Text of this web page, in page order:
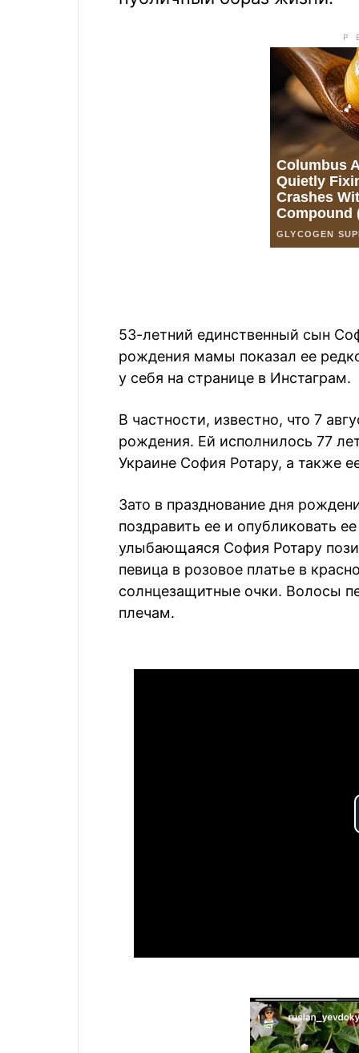
53-летний единственный сын
рождения мамы показал ее
у себя на странице в Инстаграм.
В частности, известно, что 7
рождения. Ей исполнилось 77
Украине София Ротару, а также
Зато в празднование дня
поздравить ее и опубликовать
улыбающаяся София Ротару
певица в розовое платье в
солнцезащитные очки. Волосы
плечам.